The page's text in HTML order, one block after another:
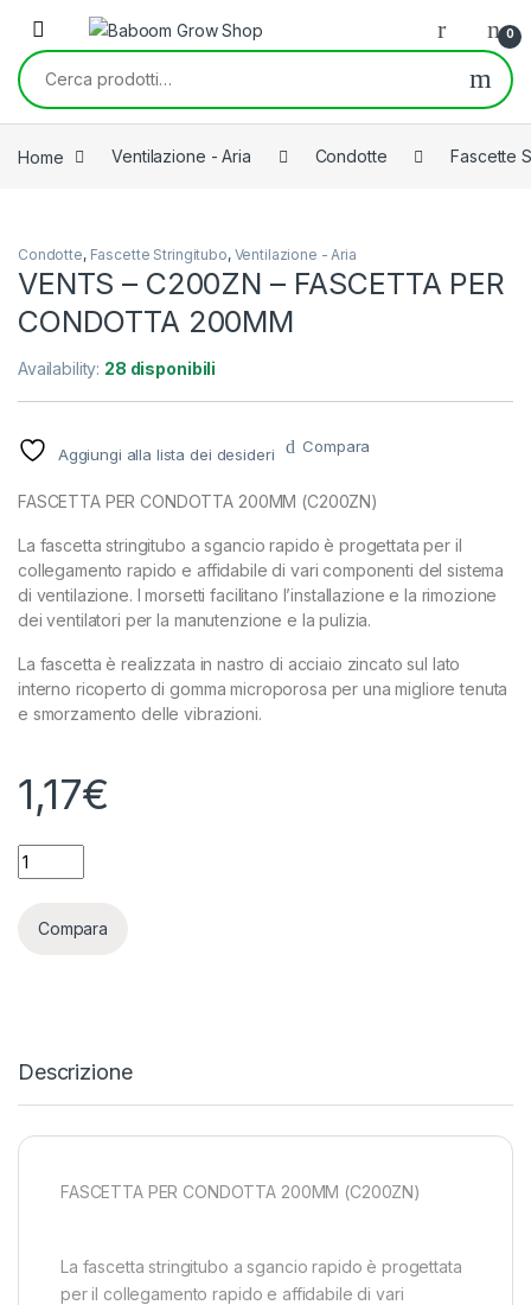
Skip to navigation
Skip to content
0
Cerca:
Home Ventilazione - Aria Condotte Fascette
Condotte, Fascette Stringitubo, Ventilazione - Aria
VENTS – C200ZN – FASCETTA PER
CONDOTTA 200MM
Availability: 28 disponibili
Aggiungi alla lista dei desideri Compara
FASCETTA PER CONDOTTA 200MM (C200ZN)
La fascetta stringitubo a sgancio rapido è progettata per il
collegamento rapido e affidabile di vari componenti del sistema
di ventilazione. I morsetti facilitano l’installazione e la rimozione
dei ventilatori per la manutenzione e la pulizia.
La fascetta è realizzata in nastro di acciaio zincato sul lato
interno ricoperto di gomma microporosa per una migliore tenuta
e smorzamento delle vibrazioni.
1,17€
VENTS - C200ZN - FASCETTA PER CONDOTTA 200MM
Compara
Descrizione
FASCETTA PER CONDOTTA 200MM (C200ZN)
La fascetta stringitubo a sgancio rapido è progettata
per il collegamento rapido e affidabile di vari